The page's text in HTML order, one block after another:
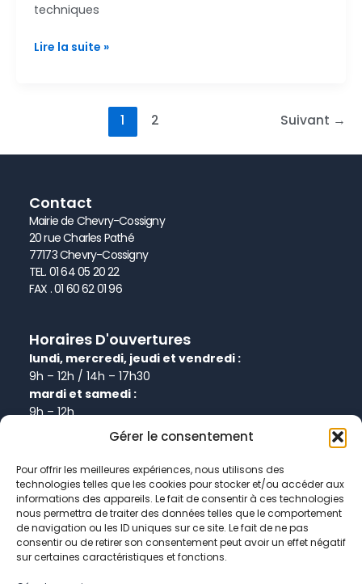
Gérer le consentement
Pour offrir les meilleures expériences, nous utilisons des
technologies telles que les cookies pour stocker et/ou accéder aux
informations des appareils. Le fait de consentir à ces technologies
nous permettra de traiter des données telles que le comportement
de navigation ou les ID uniques sur ce site. Le fait de ne pas
consentir ou de retirer son consentement peut avoir un effet négatif
sur certaines caractéristiques et fonctions.
techniques
Lire la suite »
1 2 Suivant →
Contact
Mairie de Chevry-Cossigny
20 rue Charles Pathé
77173 Chevry-Cossigny
TEL. 01 64 05 20 22
FAX . 01 60 62 01 96
Horaires D'ouvertures
lundi, mercredi, jeudi et vendredi :
9h – 12h / 14h – 17h30
mardi et samedi :
9h – 12h
Informations
Plan de site
Politique de confidentialité
Politique de cookies
Données personnelles